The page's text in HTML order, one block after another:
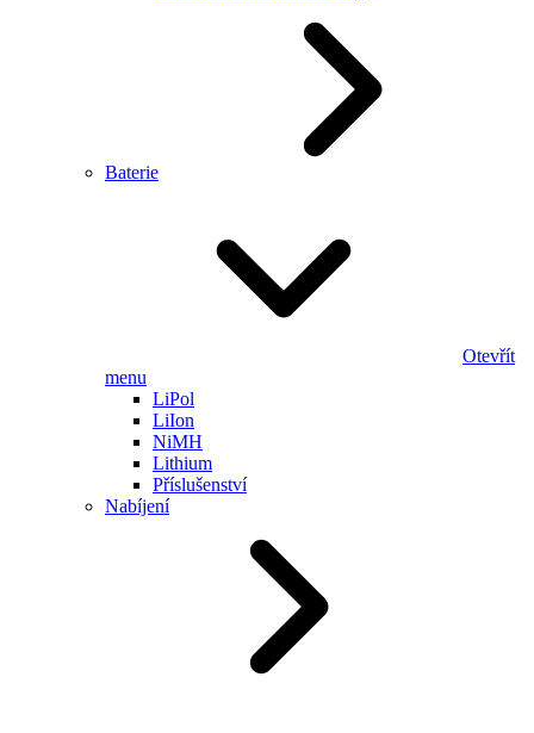
Baterie
Otevřít
menu
LiPol
LiIon
NiMH
Lithium
Příslušenství
Nabíjení